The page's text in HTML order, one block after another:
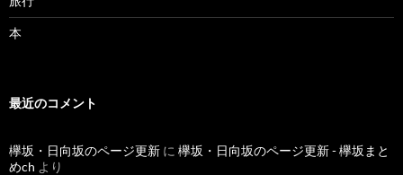
本
最近のコメント
欅坂・日向坂のページ更新 に 欅坂・日向坂のページ更新 - 欅坂まと
めch より